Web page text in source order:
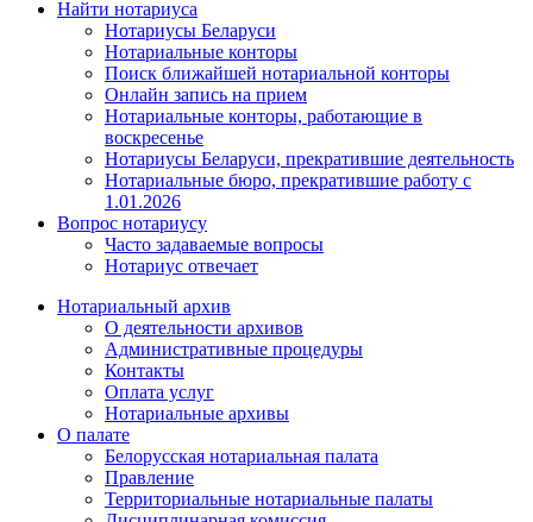
Найти нотариуса
Нотариусы Беларуси
Нотариальные конторы
Поиск ближайшей нотариальной конторы
Онлайн запись на прием
Нотариальные конторы, работающие в
воскресенье
Нотариусы Беларуси, прекратившие деятельность
Нотариальные бюро, прекратившие работу с
1.01.2026
Вопрос нотариусу
Часто задаваемые вопросы
Нотариус отвечает
Нотариальный архив
О деятельности архивов
Административные процедуры
Контакты
Оплата услуг
Нотариальные архивы
О палате
Белорусская нотариальная палата
Правление
Территориальные нотариальные палаты